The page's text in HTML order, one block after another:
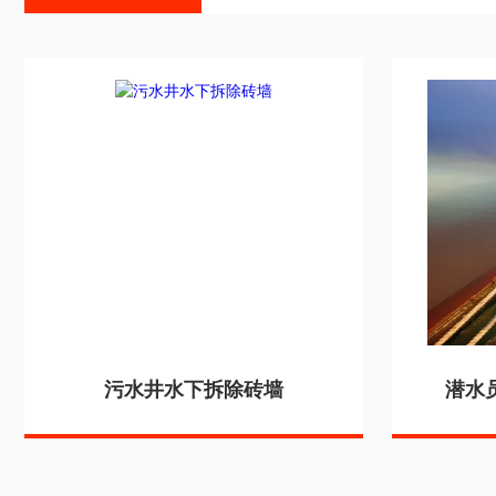
污水井水下拆除砖墙 潜水